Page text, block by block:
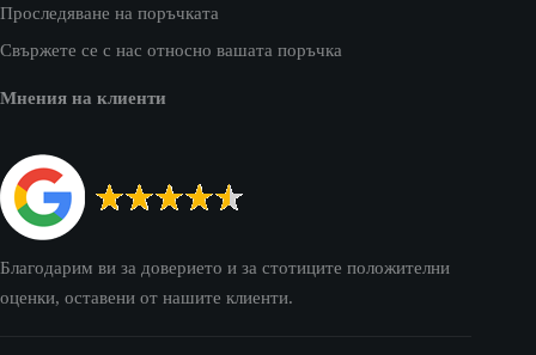
Проследяване на поръчката
Свържете се с нас относно вашата поръчка
Мнения на клиенти
Благодарим ви за доверието и за стотиците положителни
оценки, оставени от нашите клиенти.